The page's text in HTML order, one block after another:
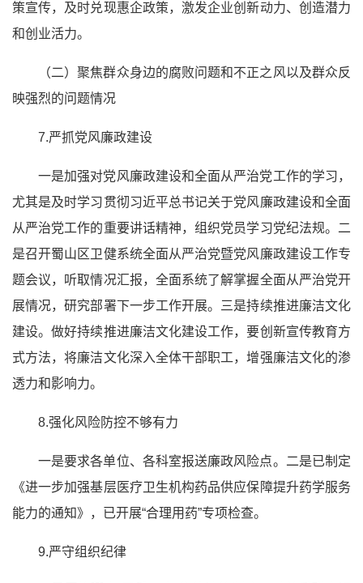
策宣传，及时兑现惠企政策，激发企业创新动力、创造潜力
和创业活力。
（二）聚焦群众身边的腐败问题和不正之风以及群众反
映强烈的问题情况
7.严抓党风廉政建设
一是加强对党风廉政建设和全面从严治党工作的学习，
尤其是及时学习贯彻习近平总书记关于党风廉政建设和全面
从严治党工作的重要讲话精神，组织党员学习党纪法规。二
是召开蜀山区卫健系统全面从严治党暨党风廉政建设工作专
题会议，听取情况汇报，全面系统了解掌握全面从严治党开
展情况，研究部署下一步工作开展。三是持续推进廉洁文化
建设。做好持续推进廉洁文化建设工作，要创新宣传教育方
式方法，将廉洁文化深入全体干部职工，增强廉洁文化的渗
透力和影响力。
8.强化风险防控不够有力
一是要求各单位、各科室报送廉政风险点。二是已制定
《进一步加强基层医疗卫生机构药品供应保障提升药学服务
能力的通知》，已开展“合理用药”专项检查。
9.严守组织纪律